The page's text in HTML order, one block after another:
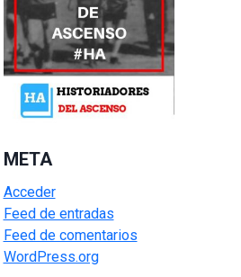
META
Acceder
Feed de entradas
Feed de comentarios
WordPress.org